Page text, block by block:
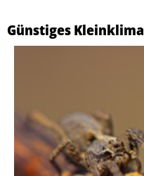
Günstiges Kleinklima